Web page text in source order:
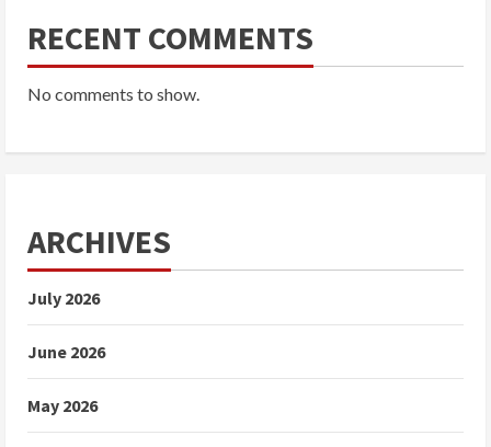
RECENT COMMENTS
No comments to show.
ARCHIVES
July 2026
June 2026
May 2026